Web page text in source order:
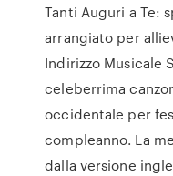
Tanti Auguri a Te:
arrangiato per
Indirizzo Musicale
celeberrima
occidentale per
compleanno. La
dalla versione